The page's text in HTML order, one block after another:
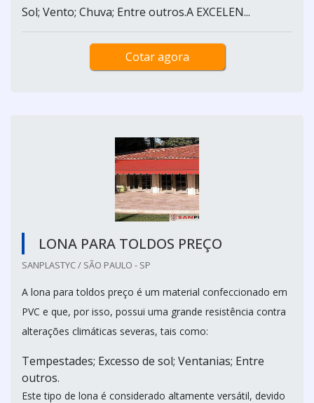
Sol; Vento; Chuva; Entre outros.A EXCELEN...
Cotar agora
LONA PARA TOLDOS PREÇO
SANPLASTYC / SÃO PAULO - SP
A lona para toldos preço é um material confeccionado em
PVC e que, por isso, possui uma grande resistência contra
alterações climáticas severas, tais como:
Tempestades; Excesso de sol; Ventanias; Entre
outros.
Este tipo de lona é considerado altamente versátil, devido